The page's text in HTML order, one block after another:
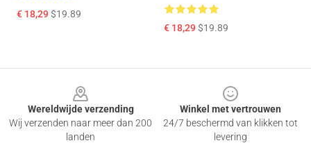
€ 18,29$19.89
€ 18,29$19.89
Wereldwijde verzending
Wij verzenden naar meer dan 200
landen
Winkel met vertrouwen
24/7 beschermd van klikken tot
levering